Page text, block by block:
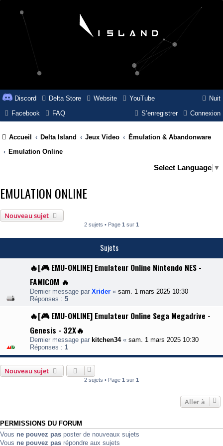
Nuit
Discord Delta Store Website
YouTube
Facebook
FAQ Connexion
S’enregistrer
Accueil Delta Island Jeux Video
Émulation & Abandonware
Emulation Online
Select Language ▼
EMULATION ONLINE
Nouveau sujet
2 sujets • Page 1 sur 1
Sujets
🔥[🎮 EMU-ONLINE] Emulateur Online Nintendo NES -
FAMICOM 🔥
Dernier message par Xrider « sam. 1 mars 2025 10:30
Réponses : 5
🔥[🎮 EMU-ONLINE] Emulateur Online Sega Megadrive -
Genesis - 32X🔥
Dernier message par kitchen34« sam. 1 mars 2025 10:30
Réponses : 1
Nouveau sujet
2 sujets • Page 1 sur 1
Aller à
PERMISSIONS DU FORUM
Vous ne pouvez pas poster de nouveaux sujets
Vous ne pouvez pas répondre aux sujets